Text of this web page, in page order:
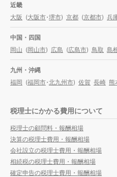
近畿
大阪 (大阪市・堺市) 京都 (京都市) 兵
中国・四国
岡山 (岡山市) 広島 (広島市) 鳥取 島
九州・沖縄
福岡 (福岡市・北九州市) 佐賀 長崎 熊
税理士にかかる費用について
税理士の顧問料・報酬相場
決算の税理士費用・報酬相場
会社設立の税理士費用・報酬相場
相続税の税理士費用・報酬相場
確定申告の税理士費用・報酬相場